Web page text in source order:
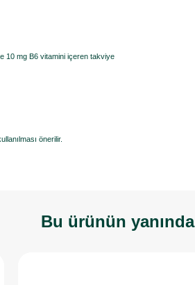
10 mg B6 vitamini içeren takviye
önerilir.
Bu ürünün